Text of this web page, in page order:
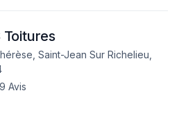
Toitures
Saint-Jean Sur Richelieu,
9 Avis